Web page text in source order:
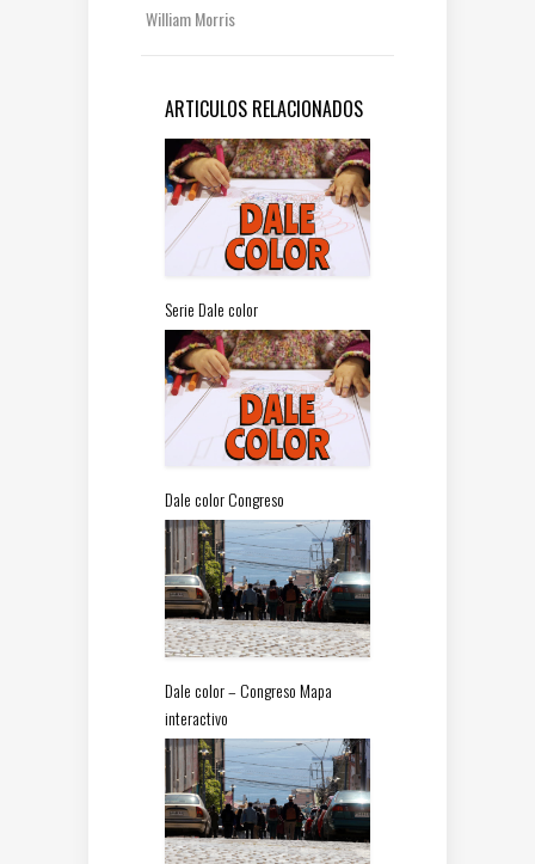
William Morris
ARTICULOS RELACIONADOS
Serie Dale color
Dale color Congreso
Dale color – Congreso Mapa
interactivo